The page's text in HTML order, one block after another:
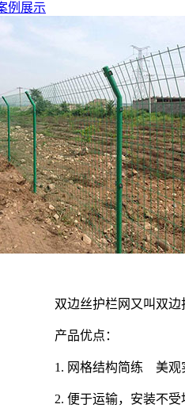
例展示
双边丝护栏网又叫双
产品优点：
1. 网格结构简练 美
2. 便于运输，安装